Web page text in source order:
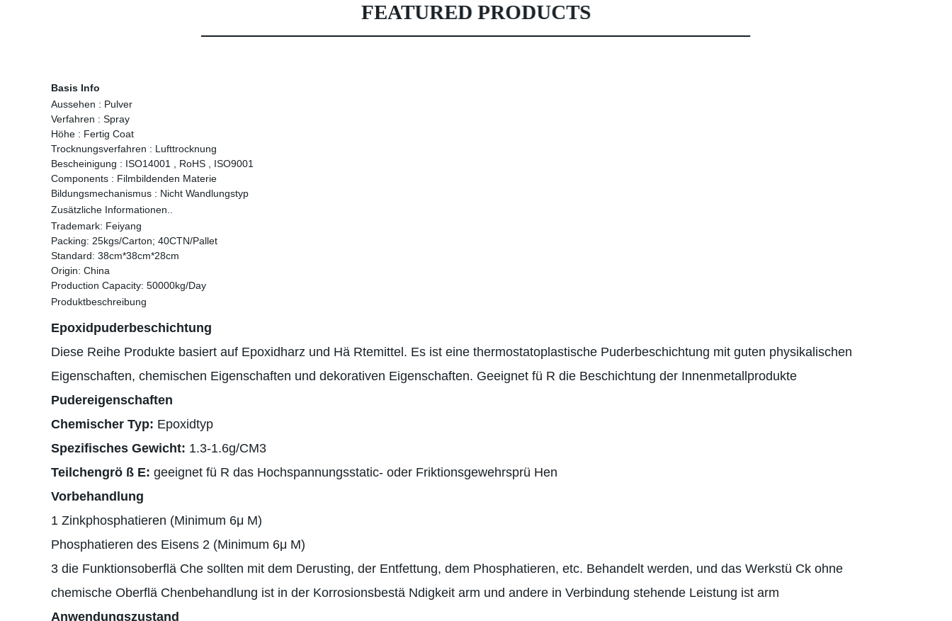
FEATURED PRODUCTS
Basis Info
Aussehen : Pulver
Verfahren : Spray
Höhe : Fertig Coat
Trocknungsverfahren : Lufttrocknung
Bescheinigung : ISO14001 , RoHS , ISO9001
Components : Filmbildenden Materie
Bildungsmechanismus : Nicht Wandlungstyp
Zusätzliche Informationen..
Trademark: Feiyang
Packing: 25kgs/Carton; 40CTN/Pallet
Standard: 38cm*38cm*28cm
Origin: China
Production Capacity: 50000kg/Day
Produktbeschreibung
Epoxidpuderbeschichtung
Diese Reihe Produkte basiert auf Epoxidharz und Hä Rtemittel. Es ist eine thermostatoplastische Puderbeschichtung mit guten physikalischen
Eigenschaften, chemischen Eigenschaften und dekorativen Eigenschaften. Geeignet fü R die Beschichtung der Innenmetallprodukte
Pudereigenschaften
Chemischer Typ: Epoxidtyp
Spezifisches Gewicht: 1.3-1.6g/CM3
Teilchengrö ß E: geeignet fü R das Hochspannungsstatic- oder Friktionsgewehrsprü Hen
Vorbehandlung
1 Zinkphosphatieren (Minimum 6μ M)
Phosphatieren des Eisens 2 (Minimum 6μ M)
3 die Funktionsoberflä Che sollten mit dem Derusting, der Entfettung, dem Phosphatieren, etc. Behandelt werden, und das Werkstü Ck ohne
chemische Oberflä Chenbehandlung ist in der Korrosionsbestä Ndigkeit arm und andere in Verbindung stehende Leistung ist arm
Anwendungszustand